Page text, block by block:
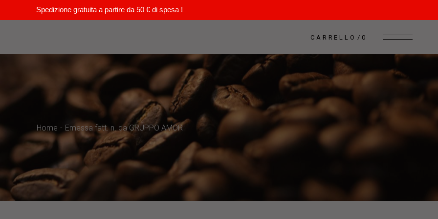
Spedizione gratuita a partire da 50 € di spesa !
CARRELLO 0
Home Emessa fatt. n. da GRUPPO AMOR